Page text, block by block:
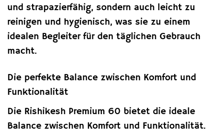
und strapazierfähig, sondern auch leicht zu
reinigen und hygienisch, was sie zu einem
idealen Begleiter für den täglichen Gebrauch
macht.
Die perfekte Balance zwischen Komfort und
Funktionalität
Die Rishikesh Premium 60 bietet die ideale
Balance zwischen Komfort und Funktionalität.